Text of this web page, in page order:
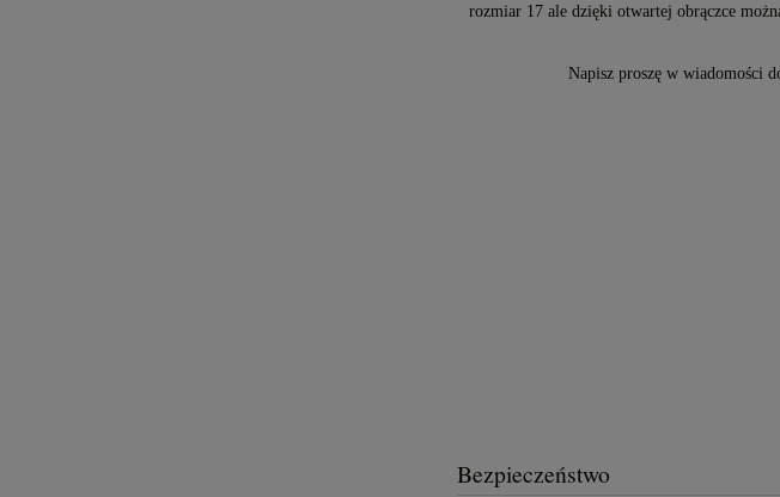
rozmiar 17 ale dzięki otwartej obrączce
Napisz proszę w wiadomości
Bezpieczeństwo